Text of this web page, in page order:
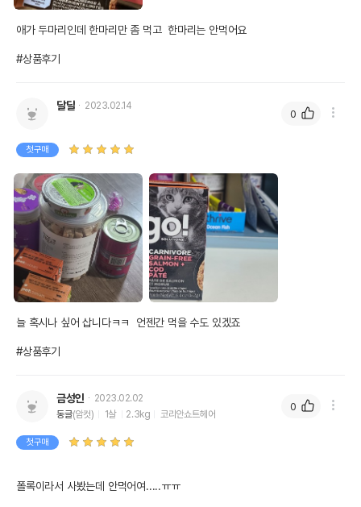
상품 필수 정보
품명 및 모델명
받았음을 확인할수 있는
상품상세설명 참조
애가 두마리인데 한마리만 좀 먹고  한마리는 안먹어요
#상품후기
달달 2023.02.14
첫구매
늘 혹시나 싶어 삽니다ㅋㅋ  언젠간 먹을 수도 있겠죠
#상품후기
0
금성인
2023.02.02
동글(암컷) 1살 2.3kg 코리안쇼트헤어
첫구매
폴록이라서 사봤는데 안먹어여.....ㅠㅠ
0